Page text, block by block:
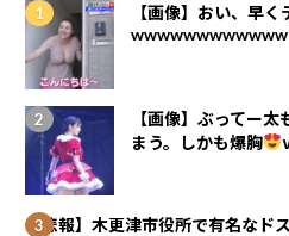
【画像】おい、早
wwwwwwwwwwww
【画像】ぶってー
まう。しかも爆胸
【悲報】木更津市役所で有名なド